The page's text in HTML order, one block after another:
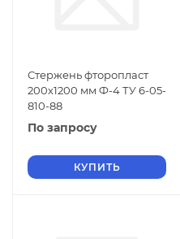
Стержень фторопласт
200х1200 мм Ф-4 ТУ 6-05-
810-88
По запросу
КУПИТЬ